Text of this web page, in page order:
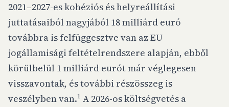
2021–2027-es kohéziós és helyreállítási
juttatásaiból nagyjából 18 milliárd euró
továbbra is felfüggesztve van az EU
jogállamisági feltételrendszere alapján, ebből
körülbelül 1 milliárd eurót már véglegesen
visszavontak, és további részösszeg is
veszélyben van.1 A 2026-os költségvetés a